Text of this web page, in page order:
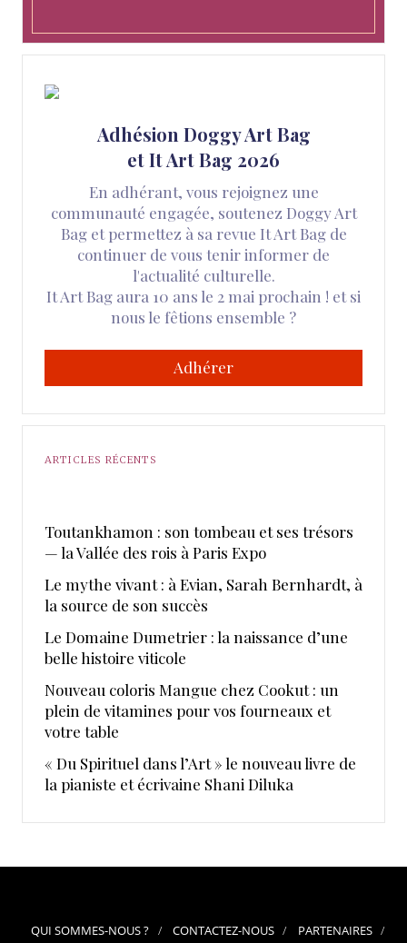
Adhésion Doggy Art Bag
et It Art Bag 2026
En adhérant, vous rejoignez une
communauté engagée, soutenez Doggy Art
Bag et permettez à sa revue It Art Bag de
continuer de vous tenir informer de
l'actualité culturelle.
It Art Bag aura 10 ans le 2 mai prochain ! et si
nous le fêtions ensemble ?
Adhérer
ARTICLES RÉCENTS
Toutankhamon : son tombeau et ses trésors
— la Vallée des rois à Paris Expo
Le mythe vivant : à Evian, Sarah Bernhardt, à
la source de son succès
Le Domaine Dumetrier : la naissance d’une
belle histoire viticole
Nouveau coloris Mangue chez Cookut : un
plein de vitamines pour vos fourneaux et
votre table
« Du Spirituel dans l’Art » le nouveau livre de
la pianiste et écrivaine Shani Diluka
QUI SOMMES-NOUS ? CONTACTEZ-NOUS PARTENAIRES